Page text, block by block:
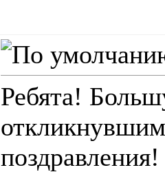
Ребята!
поздравления!